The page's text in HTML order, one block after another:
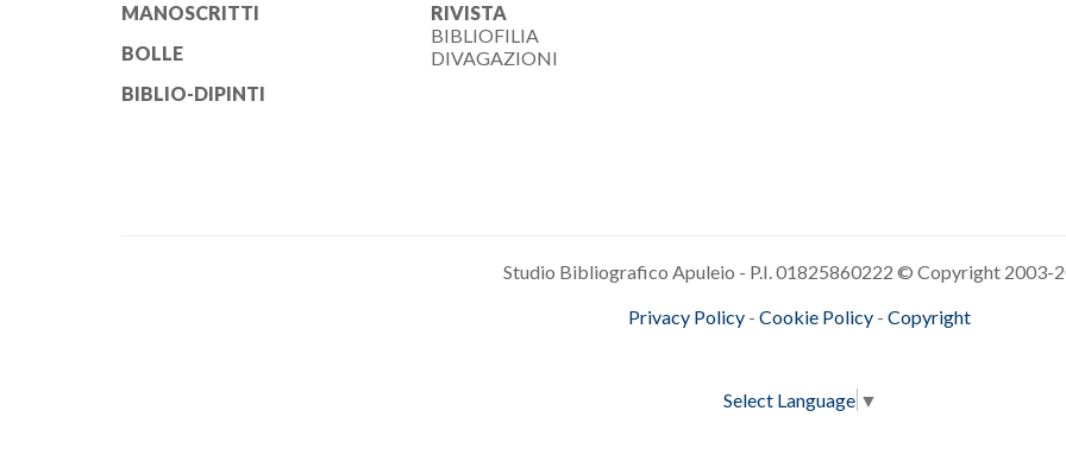
MANOSCRITTI
BOLLE
BIBLIO-DIPINTI
RIVISTA
BIBLIOFILIA
DIVAGAZIONI
Studio Bibliografico Apuleio - P.I. 01825860222 © Copyright 2003-
Privacy Policy - Cookie Policy - Copyright
Select Language ▼